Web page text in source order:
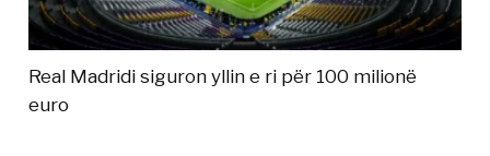
Real Madridi siguron yllin e ri për 100 milionë
euro